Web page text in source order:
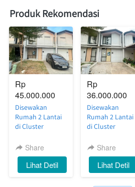
Produk Rekomendasi
Rp
45.000.000
Disewakan
Rumah 2 Lantai
di Cluster
Waterfront
Estate, Lippo
Cikarang — Luas,
Nyaman, Siap
Share
`Lihat Detil
Rp
36.000.000
Disewakan
Rumah 2 Lantai
di Cluster
Waterfront
Estate, Lippo
Cikarang —
Nyaman, Rapi,
Share
`Lihat Detil